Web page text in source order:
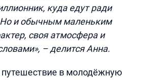
куда едут ради
Но и обычным маленьким
своя атмосфера и
– делится Анна.
путешествие в молодёжную